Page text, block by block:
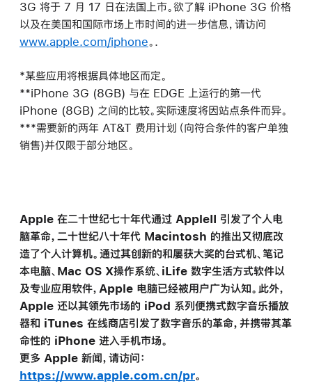
3G 将于 7 月 17 日在法国上市。欲了解 iPhone 3G 价格
以及在美国和国际市场上市时间的进一步信息，请访问
www.apple.com/iphone。.
*某些应用将根据具体地区而定。
**iPhone 3G (8GB) 与在 EDGE 上运行的第一代
iPhone (8GB) 之间的比较。实际速度将因站点条件而异。
***需要新的两年 AT&T 费用计划（向符合条件的客户单独
销售)并仅限于部分地区。
Apple 在二十世纪七十年代通过 AppleII 引发了个人电
脑革命，二十世纪八十年代 Macintosh 的推出又彻底改
造了个人计算机。通过其创新的和屡获大奖的台式机、笔记
本电脑、Mac OS X操作系统、iLife 数字生活方式软件以
及专业应用软件，Apple 电脑已经被用户广为认知。此外，
Apple 还以其领先市场的 iPod 系列便携式数字音乐播放
器和 iTunes 在线商店引发了数字音乐的革命，并携带其革
命性的 iPhone 进入手机市场。
更多 Apple 新闻，请访问：
https://www.apple.com.cn/pr。